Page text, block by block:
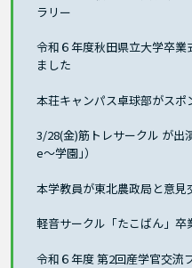
ラリー
令和６年度秋田県立大学卒
ました
本荘キャンパス卓球部がス
3/28(金)筋トレサークル が出
e〜学園｣）
本学教員が東北農政局と意見
軽音サークル「たこばん」卒
令和６年度 第2回産学官交流